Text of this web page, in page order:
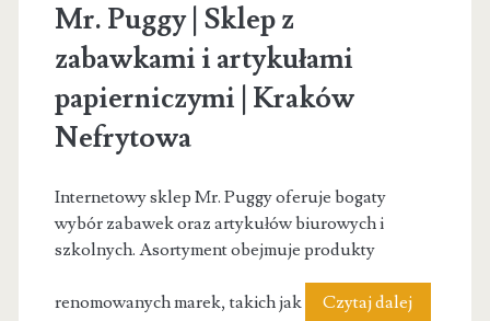
Mr. Puggy | Sklep z
zabawkami i artykułami
papierniczymi | Kraków
Nefrytowa
Internetowy sklep Mr. Puggy oferuje bogaty
wybór zabawek oraz artykułów biurowych i
szkolnych. Asortyment obejmuje produkty
renomowanych marek, takich jak Czytaj dalejMr.